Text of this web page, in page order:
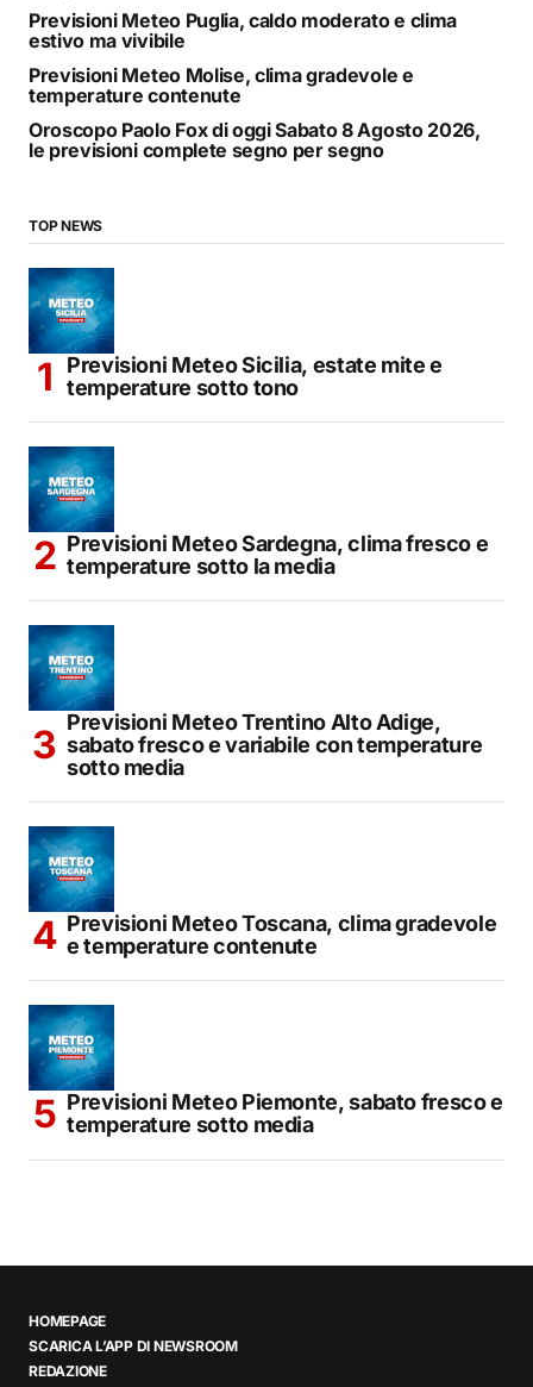
Previsioni Meteo Puglia, caldo moderato e clima
estivo ma vivibile
Previsioni Meteo Molise, clima gradevole e
temperature contenute
Oroscopo Paolo Fox di oggi Sabato 8 Agosto 2026,
le previsioni complete segno per segno
TOP NEWS
Previsioni Meteo Sicilia, estate mite e
temperature sotto tono
Previsioni Meteo Sardegna, clima fresco e
temperature sotto la media
Previsioni Meteo Trentino Alto Adige,
sabato fresco e variabile con temperature
sotto media
Previsioni Meteo Toscana, clima gradevole
e temperature contenute
Previsioni Meteo Piemonte, sabato fresco e
temperature sotto media
HOMEPAGE
SCARICA L’APP DI NEWSROOM
REDAZIONE